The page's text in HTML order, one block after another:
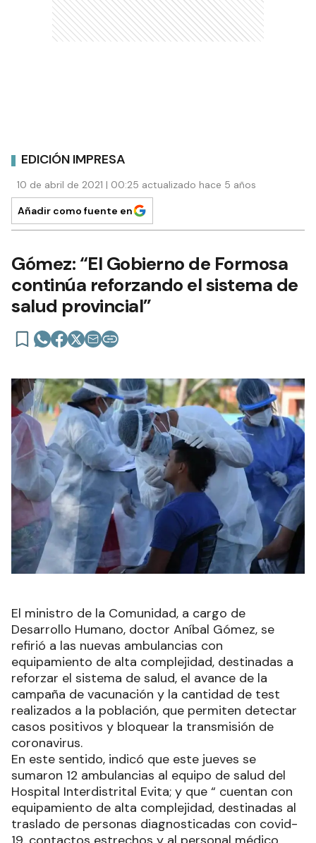
EDICIÓN IMPRESA
10 de abril de 2021 | 00:25 actualizado hace 5 años
Añadir como fuente en
Gómez: “El Gobierno de Formosa
continúa reforzando el sistema de
salud provincial”
El ministro de la Comunidad, a cargo de
Desarrollo Humano, doctor Aníbal Gómez, se
refirió a las nuevas ambulancias con
equipamiento de alta complejidad, destinadas a
reforzar el sistema de salud, el avance de la
campaña de vacunación y la cantidad de test
realizados a la población, que permiten detectar
casos positivos y bloquear la transmisión de
coronavirus.
En este sentido, indicó que este jueves se
sumaron 12 ambulancias al equipo de salud del
Hospital Interdistrital Evita; y que “ cuentan con
equipamiento de alta complejidad, destinadas al
traslado de personas diagnosticadas con covid-